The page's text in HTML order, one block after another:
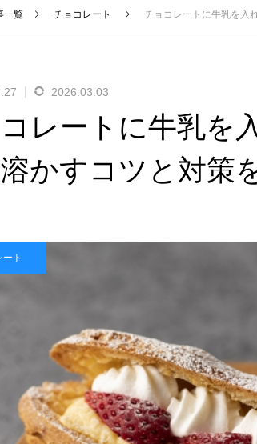
一覧 チョコレート チョコレートに牛乳を入
2026.03.03
レートに牛乳を
かすコツと対策
ト